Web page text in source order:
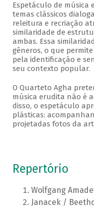
Espetáculo de música
temas clássicos
releitura e recriação
similaridade de
ambas. Essa
gêneros, o que
pela identificação e
seu contexto popular.
O Quarteto Agha
música erudita não é
disso, o espetáculo
plásticas:
projetadas fotos da
Repertório
Wolfgang
Janacek /